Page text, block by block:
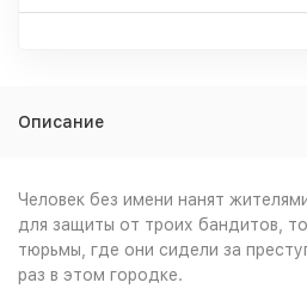
Описание
Человек без имени нанят
для защиты от троих бандитов,
тюрьмы, где они сидели за
раз в этом городке.